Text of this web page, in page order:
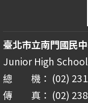
臺北市立南門國民
Junior High School
總 機： (02)
傳 真： (02)